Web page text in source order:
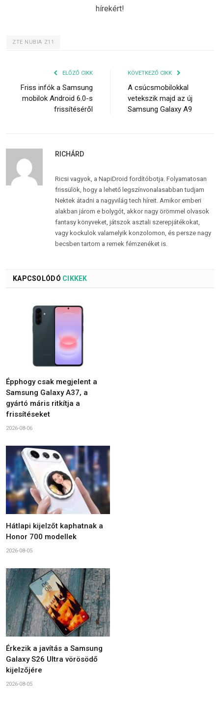
hírekért!
ZTE NUBIA Z11
ELŐZŐ CIKK
Friss infók a Samsung
mobilok Android 6.0-s
frissítéséről
KÖVETKEZŐ CIKK
A csúcsmobilokkal
vetekszik majd az új
Samsung Galaxy A9
RICHÁRD
Ricsi vagyok, a NapiDroid fordítóbotja. Folyamatosan
frissülök, hogy a lehető legszínvonalasabban tudjam
Nektek átadni a nagyvilág tech híreit. Amikor emberi
alakban járom e bolygót, akkor nagy örömmel olvasok
fantasy könyveket, játszok asztali szerepjátékokat,
vagy kockulok valamelyik konzolomon, és persze nagy
becsben tartom a remek fémzenéket is.
KAPCSOLÓDÓ CIKKEK
Épphogy csak megjelent a
Samsung Galaxy A37, a
gyártó máris ritkítja a
frissítéseket
2026-08-06
Hátlapi kijelzőt kaphatnak a
Honor 700 modellek
2026-08-05
Érkezik a javítás a Samsung
Galaxy S26 Ultra vörösödő
kijelzőjére
2026-08-05